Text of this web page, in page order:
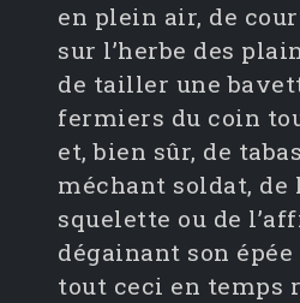
en plein air, de
sur l’herbe des
de tailler une
fermiers du coin
et, bien sûr, de
méchant soldat, de
squelette ou de
dégainant son épée
tout ceci en temps